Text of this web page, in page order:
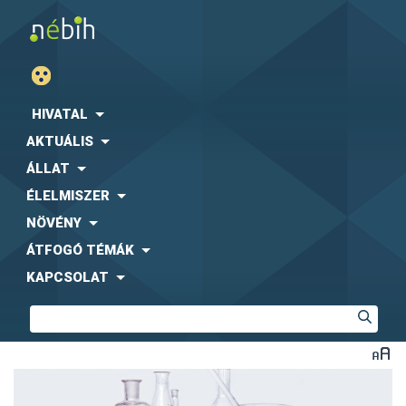
HIVATAL
AKTUÁLIS
ÁLLAT
ÉLELMISZER
NÖVÉNY
ÁTFOGÓ TÉMÁK
KAPCSOLAT